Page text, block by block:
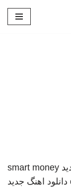
smart money
دانلود اهنگ جدید